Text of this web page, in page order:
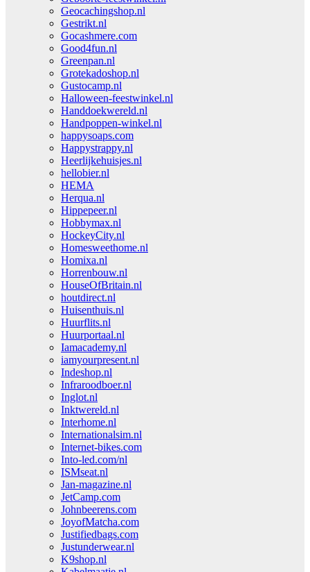
Geocachingshop.nl
Gestrikt.nl
Gocashmere.com
Good4fun.nl
Greenpan.nl
Grotekadoshop.nl
Gustocamp.nl
Halloween-feestwinkel.nl
Handdoekwereld.nl
Handpoppen-winkel.nl
happysoaps.com
Happystrappy.nl
Heerlijkehuisjes.nl
hellobier.nl
HEMA
Herqua.nl
Hippepeer.nl
Hobbymax.nl
HockeyCity.nl
Homesweethome.nl
Homixa.nl
Horrenbouw.nl
HouseOfBritain.nl
houtdirect.nl
Huisenthuis.nl
Huurflits.nl
Huurportaal.nl
Iamacademy.nl
iamyourpresent.nl
Indeshop.nl
Infraroodboer.nl
Inglot.nl
Inktwereld.nl
Interhome.nl
Internationalsim.nl
Internet-bikes.com
Into-led.com/nl
ISMseat.nl
Jan-magazine.nl
JetCamp.com
Johnbeerens.com
JoyofMatcha.com
Justifiedbags.com
Justunderwear.nl
K9shop.nl